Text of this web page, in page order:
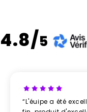
4.8/5
“L'éuipe a été